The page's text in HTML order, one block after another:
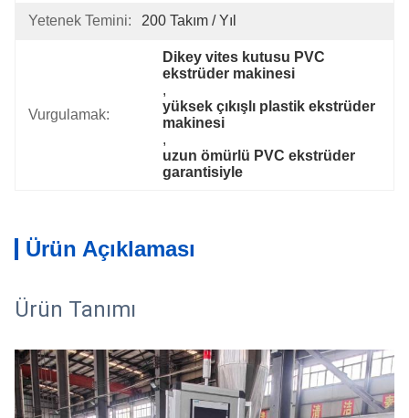
Yetenek Temini: 200 Takım / Yıl
Vurgulamak:
Dikey vites kutusu PVC
ekstrüder makinesi
,
yüksek çıkışlı plastik ekstrüder
makinesi
,
uzun ömürlü PVC ekstrüder
garantisiyle
Ürün Açıklaması
Ürün Tanımı